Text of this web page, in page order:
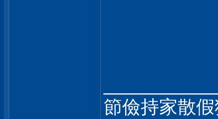
節儉持家散